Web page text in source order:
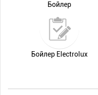
Бойлер
Бойлер Electrolux